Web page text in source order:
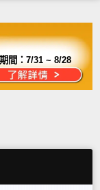
間：7/31 ~ 8/28